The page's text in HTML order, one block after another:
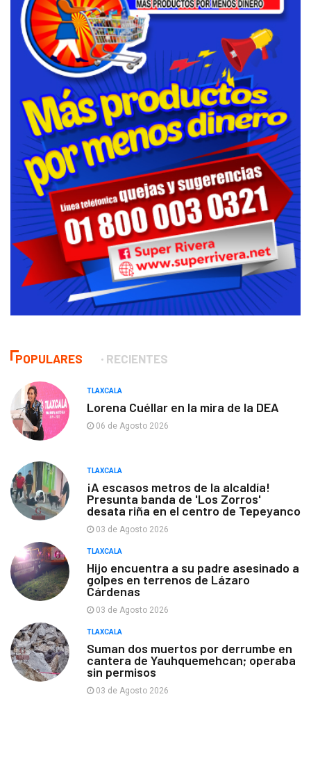
POPULARES RECIENTES
TLAXCALA
Lorena Cuéllar en la mira de la DEA
06 de Agosto 2026
TLAXCALA
¡A escasos metros de la alcaldía!
Presunta banda de 'Los Zorros'
desata riña en el centro de Tepeyanco
03 de Agosto 2026
TLAXCALA
Hijo encuentra a su padre asesinado a
golpes en terrenos de Lázaro
Cárdenas
03 de Agosto 2026
TLAXCALA
Suman dos muertos por derrumbe en
cantera de Yauhquemehcan; operaba
sin permisos
03 de Agosto 2026